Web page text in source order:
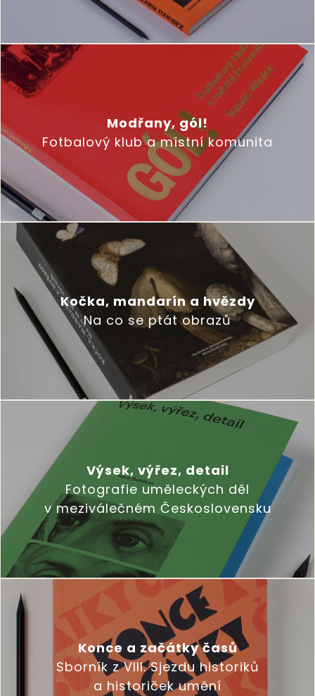
Modřany, gól!
Fotbalový klub a místní komunita
Kočka, mandarín a hvězdy
Na co se ptát obrazů
Výsek, výřez, detail
Fotografie uměleckých děl
v meziválečném Československu
Konce a začátky časů
Sborník z VIII. Sjezdu historiků
a historiček umění